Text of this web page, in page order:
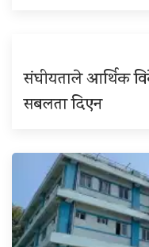
संघीयताले आर्थिक
सबलता दिएन